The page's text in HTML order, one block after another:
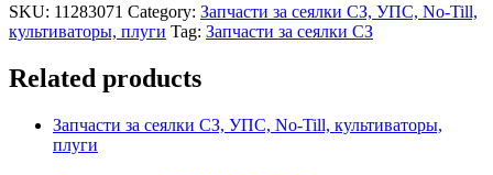
SKU: 11283071 Category: Запчасти за сеялки СЗ, УПС, No-Till,
культиваторы, плуги Tag: Запчасти за сеялки СЗ
Related products
Запчасти за сеялки СЗ, УПС, No-Till, культиваторы,
плуги